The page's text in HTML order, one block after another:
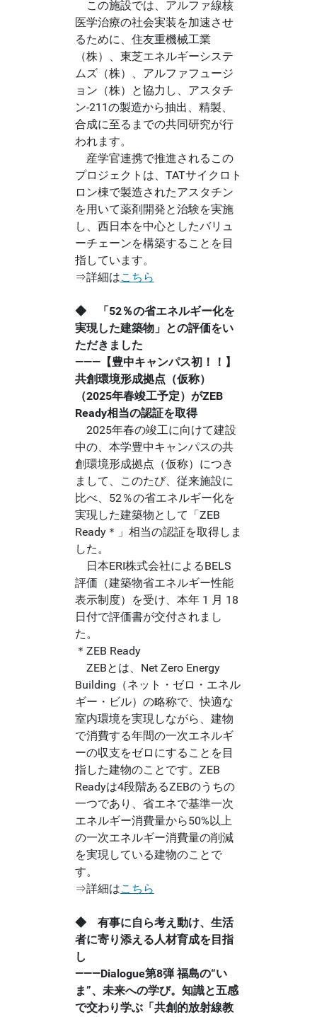
この施設では、アルファ線核
医学治療の社会実装を加速させ
るために、住友重機械工業
（株）、東芝エネルギーシステ
ムズ（株）、アルファフュージ
ョン（株）と協力し、アスタチ
ン-211の製造から抽出、精製、
合成に至るまでの共同研究が行
われます。
産学官連携で推進されるこの
プロジェクトは、TATサイクロト
ロン棟で製造されたアスタチン
を用いて薬剤開発と治験を実施
し、西日本を中心としたバリュ
ーチェーンを構築することを目
指しています。
⇒詳細はこちら
◆ 「52％の省エネルギー化を
実現した建築物」との評価をい
ただきました
―――【豊中キャンパス初！！】
共創環境形成拠点（仮称）
（2025年春竣工予定）がZEB
Ready相当の認証を取得
2025年春の竣工に向けて建設
中の、本学豊中キャンパスの共
創環境形成拠点（仮称）につき
まして、このたび、従来施設に
比べ、52％の省エネルギー化を
実現した建築物として「ZEB
Ready＊」相当の認証を取得しま
した。
日本ERI株式会社によるBELS
評価（建築物省エネルギー性能
表示制度）を受け、本年 1 月 18
日付で評価書が交付されまし
た。
＊ZEB Ready
ZEBとは、Net Zero Energy
Building（ネット・ゼロ・エネル
ギー・ビル）の略称で、快適な
室内環境を実現しながら、建物
で消費する年間の一次エネルギ
ーの収支をゼロにすることを目
指した建物のことです。ZEB
Readyは4段階あるZEBのうちの
一つであり、省エネで基準一次
エネルギー消費量から50%以上
の一次エネルギー消費量の削減
を実現している建物のことで
す。
⇒詳細はこちら
◆ 有事に自ら考え動け、生活
者に寄り添える人材育成を目指
し
―――Dialogue第8弾 福島の“い
ま”、未来への学び。知識と五感
で交わり学ぶ「共創的放射線教